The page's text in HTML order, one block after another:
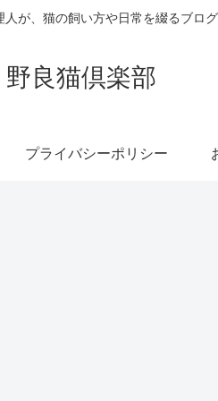
が、猫の飼い方や日常を綴るブログ
良猫倶楽部
プライバシーポリシー